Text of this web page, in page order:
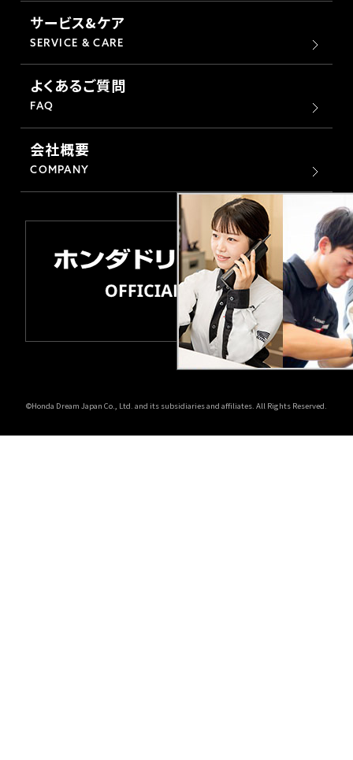
サービス&ケア
SERVICE & CARE
よくあるご質問
FAQ
会社概要
COMPANY
©Honda Dream Japan Co., Ltd. and its subsidiaries and affiliates. All Rights Reserved.